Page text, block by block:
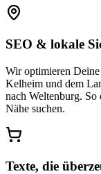
SEO & lokale
Wir optimieren Deine
Kelheim und dem
nach Weltenburg.
Nähe suchen.
Texte, die